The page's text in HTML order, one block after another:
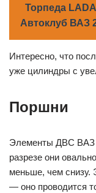
Торпеда
Автоклуб ВАЗ
Интересно, что
уже цилиндры с
Поршни
Элементы ДВС ВАЗ
разрезе они
меньше, чем снизу.
— оно проводится